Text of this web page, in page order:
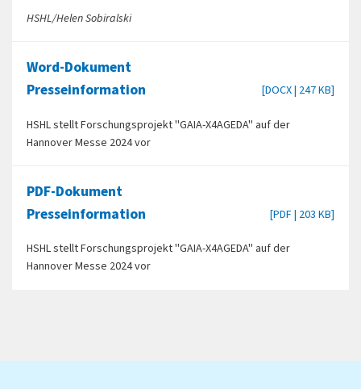
HSHL/Helen Sobiralski
Word-Dokument
Presseinformation
[DOCX | 247 KB]
HSHL stellt Forschungsprojekt "GAIA-X4AGEDA" auf der
Hannover Messe 2024 vor
PDF-Dokument
Presseinformation
[PDF | 203 KB]
HSHL stellt Forschungsprojekt "GAIA-X4AGEDA" auf der
Hannover Messe 2024 vor